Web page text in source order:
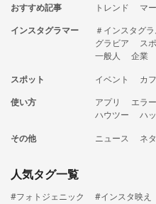
おすすめ記事 トレンド マ
インスタグラマー
＃インスタグ
グラビア
ス
一般人
企業
スポット
イベント カ
使い方
アプリ エラ
ハウツー
ハ
その他
ニュース ネタ
人気タグ一覧
#フォトジェニック #インスタ映え